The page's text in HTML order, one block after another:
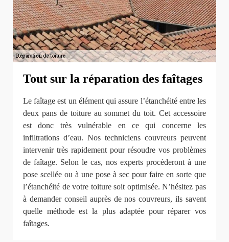
Tout sur la réparation des faîtages
Le faîtage est un élément qui assure l’étanchéité entre les
deux pans de toiture au sommet du toit. Cet accessoire
est donc très vulnérable en ce qui concerne les
infiltrations d’eau. Nos techniciens couvreurs peuvent
intervenir très rapidement pour résoudre vos problèmes
de faîtage. Selon le cas, nos experts procèderont à une
pose scellée ou à une pose à sec pour faire en sorte que
l’étanchéité de votre toiture soit optimisée. N’hésitez pas
à demander conseil auprès de nos couvreurs, ils savent
quelle méthode est la plus adaptée pour réparer vos
faîtages.